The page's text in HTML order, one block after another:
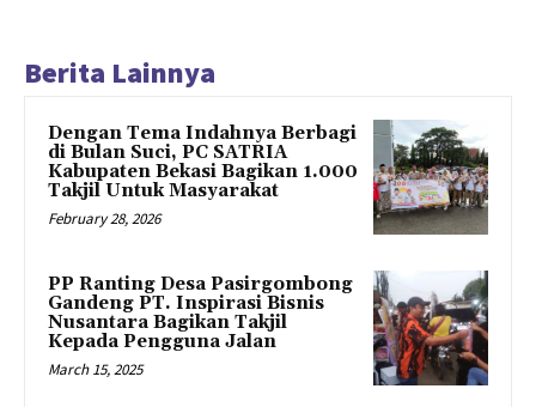
Berita Lainnya
Dengan Tema Indahnya Berbagi
di Bulan Suci, PC SATRIA
Kabupaten Bekasi Bagikan 1.000
Takjil Untuk Masyarakat
February 28, 2026
PP Ranting Desa Pasirgombong
Gandeng PT. Inspirasi Bisnis
Nusantara Bagikan Takjil
Kepada Pengguna Jalan
March 15, 2025